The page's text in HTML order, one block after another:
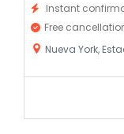
Instant
Free
Nueva York,